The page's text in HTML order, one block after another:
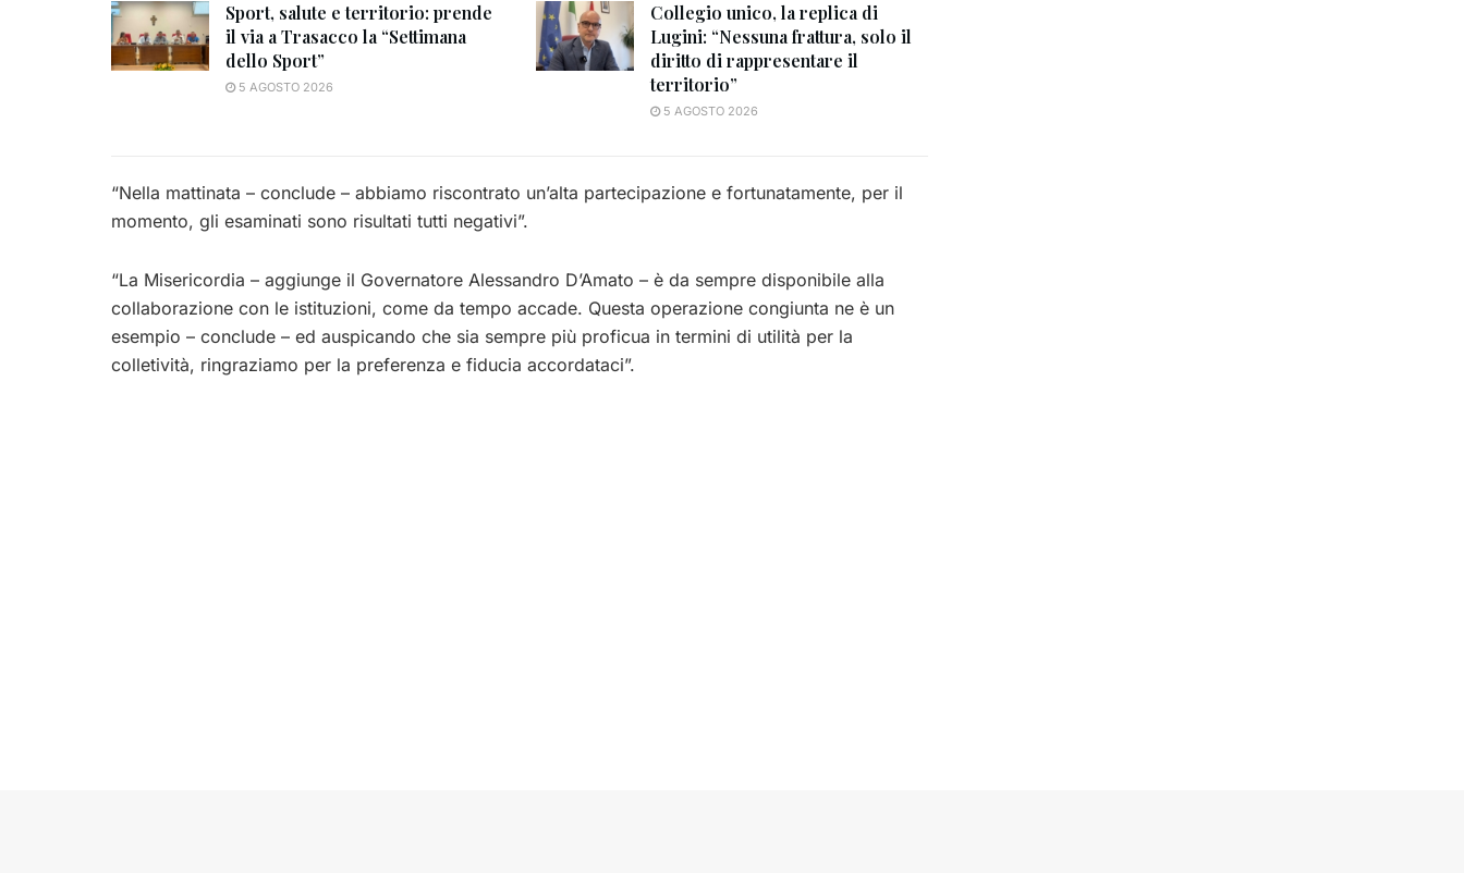
Sport, salute e territorio: prende
il via a Trasacco la “Settimana
dello Sport”
5 AGOSTO 2026
Collegio unico, la replica di
Lugini: “Nessuna frattura, solo il
diritto di rappresentare il
territorio”
5 AGOSTO 2026
“Nella mattinata – conclude – abbiamo riscontrato un’alta partecipazione e fortunatamente, per il
momento, gli esaminati sono risultati tutti negativi”.
“La Misericordia – aggiunge il Governatore Alessandro D’Amato – è da sempre disponibile alla
collaborazione con le istituzioni, come da tempo accade. Questa operazione congiunta ne è un
esempio – conclude – ed auspicando che sia sempre più proficua in termini di utilità per la
colletività, ringraziamo per la preferenza e fiducia accordataci”.